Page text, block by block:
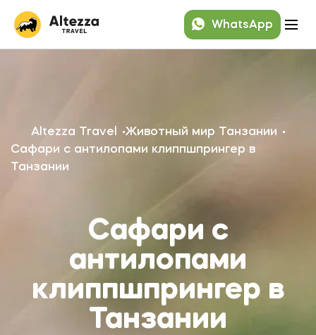
WhatsApp
Altezza Travel
Животный мир Танзании
Сафари с антилопами клиппшпрингер в
Танзании
Сафари с
антилопами
клиппшпрингер в
Танзании